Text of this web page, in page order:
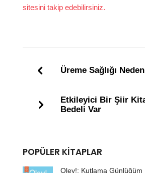
sitesini takip edebilirsiniz.
Üreme Sağlığı
Etkileyici Bir Şiir
Bedeli Var
POPÜLER KITAPLAR
Oley!: Kutlama Günlüğüm